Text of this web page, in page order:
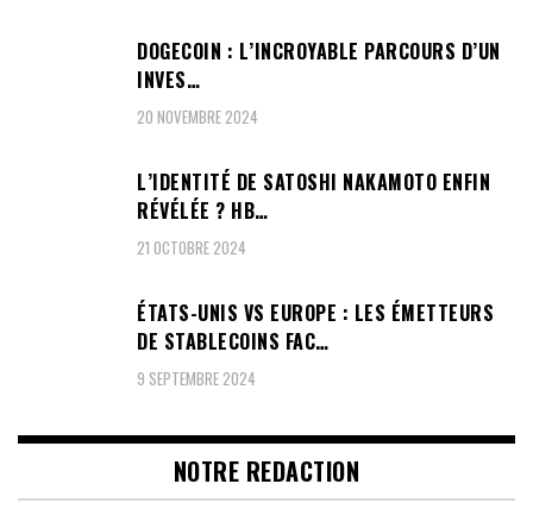
DOGECOIN : L’INCROYABLE PARCOURS D’UN
INVES…
20 NOVEMBRE 2024
L’IDENTITÉ DE SATOSHI NAKAMOTO ENFIN
RÉVÉLÉE ? HB…
21 OCTOBRE 2024
ÉTATS-UNIS VS EUROPE : LES ÉMETTEURS
DE STABLECOINS FAC…
9 SEPTEMBRE 2024
NOTRE REDACTION